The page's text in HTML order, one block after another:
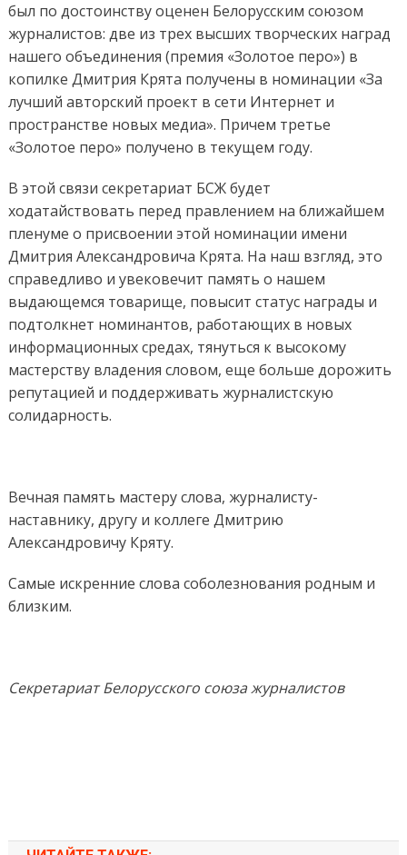
был по достоинству оценен Белорусским союзом
журналистов: две из трех высших творческих наград
нашего объединения (премия «Золотое перо») в
копилке Дмитрия Крята получены в номинации «За
лучший авторский проект в сети Интернет и
пространстве новых медиа». Причем третье
«Золотое перо» получено в текущем году.
В этой связи секретариат БСЖ будет
ходатайствовать перед правлением на ближайшем
пленуме о присвоении этой номинации имени
Дмитрия Александровича Крята. На наш взгляд, это
справедливо и увековечит память о нашем
выдающемся товарище, повысит статус награды и
подтолкнет номинантов, работающих в новых
информационных средах, тянуться к высокому
мастерству владения словом, еще больше дорожить
репутацией и поддерживать журналистскую
солидарность.
Вечная память мастеру слова, журналисту-
наставнику, другу и коллеге Дмитрию
Александровичу Кряту.
Самые искренние слова соболезнования родным и
близким.
Секретариат Белорусского союза журналистов